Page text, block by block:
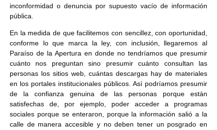
inconformidad o denuncia por supuesto vacío de información
pública.
En la medida de que facilitemos con sencillez, con oportunidad,
conforme lo que marca la ley, con inclusión, llegaremos al
Paraíso de la Apertura en donde no tendríamos que presumir
cuánto nos preguntan sino presumir cuánto consultan las
personas los sitios web, cuántas descargas hay de materiales
en los portales institucionales públicos. Así podríamos presumir
de la confianza genuina de las personas porque están
satisfechas de, por ejemplo, poder acceder a programas
sociales porque se enteraron, porque la información salió a la
calle de manera accesible y no deben tener un posgrado en